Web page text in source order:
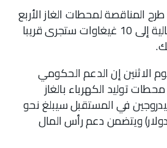
المناقصة لمحطات الغاز الأربع
التي تصل قدرتها الإجمالية إلى 10 غيغاوات ستجرى قريبا
الاثنين إن الدعم الحكومي
توليد الكهرباء بالغاز
في المستقبل سيبلغ نحو
(17 مليار دولار) ويتضمن دعم رأس المال